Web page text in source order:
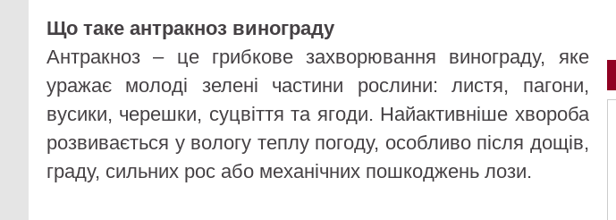
Що таке антракноз винограду
Антракноз – це грибкове захворювання винограду, яке
уражає молоді зелені частини рослини: листя, пагони,
вусики, черешки, суцвіття та ягоди. Найактивніше хвороба
розвивається у вологу теплу погоду, особливо після дощів,
граду, сильних рос або механічних пошкоджень лози.